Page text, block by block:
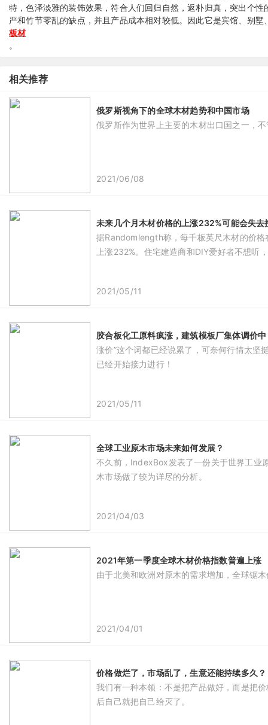
特，色泽淡雅的装饰效果，符合人们回归自然，返朴归真，突出个
严和竹节零乱的缺点，并且产品成本相对较低。因此它是宾馆、别
板材
。
相关推荐
俄罗斯视角下的全球木材趋势和中国市场
俄罗斯作为世界上主要的木材出口国之一，
2021/06/08
未来几个月木材价格的上涨232%可能会失去
据Randomlength称，每千板英尺木材的价
上涨232%。住宅建造商和DIY爱好者不想听
2021/05/11
胶合板化工原料疯涨，建筑模板厂集体调价中
涨价”这个词都已经说累了，可奈何行情太坚
已经开始接力进行！
2021/05/11
全球工业原木市场未来如何发展？
不久前，IndexBox发表了一份关于世界工业
木市场做了较为详尽的分析。
2021/04/03
2021年第一季度全球木材价格指数普遍上涨
由于北美和欧洲对原木的需求增加，全球锯
2021/04/01
价格做烂了，市场乱了，生意还能持续多久？
我们有一种本领：不是把产品做好，而是把
后自己就把自己给灭了。